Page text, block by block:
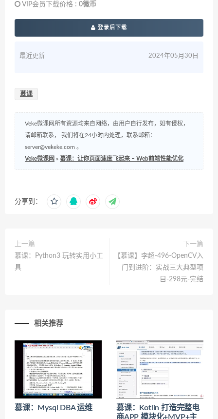
VIP会员下载价格 : 0微币
登录后下载
最近更新 2024年05月30日
慕课
Veke微课网所有资源均来自网络，由用户自行发布，如有侵权，
请邮箱联系， 我们将在24小时内处理，联系邮箱：
server@vekeke.com 。
Veke微课网 » 慕课：让你页面速度飞起来 – Web前端性能优化
分享到：
上一篇
慕课：Python3 玩转实用小工
具
下一篇
【慕课】李超-496-OpenCV入
门到进阶：实战三大典型项
目-298元-完结
相关推荐
慕课：Mysql DBA 运维
慕课：Kotlin 打造完整电
商APP 模块化+MVP+主